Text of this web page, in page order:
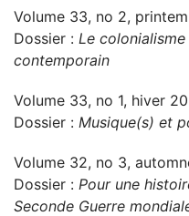
Volume 33, no 2,
Dossier : Le
contemporain
Volume 33, no 1, hiver
Dossier : Musique(s) et
Volume 32, no 3,
Dossier : Pour une
Seconde Guerre